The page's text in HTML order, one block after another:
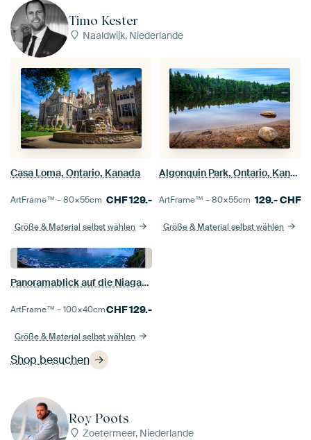
Timo Kester
Naaldwijk, Niederlande
Shop besuchen
Casa Loma, Ontario, Kanada
ArtFrame™ –80×55cm CHF129.-
Größe & Material selbst wählen
Algonquin Park, Ontario, Kanada
ArtFrame™ –80×55cm 129.-CHF
Größe & Material selbst wählen
Panoramablick auf die Niagarafälle
ArtFrame™ –100×40cmCHF129.-
Größe & Material selbst wählen
Roy Poots
Zoetermeer, Niederlande